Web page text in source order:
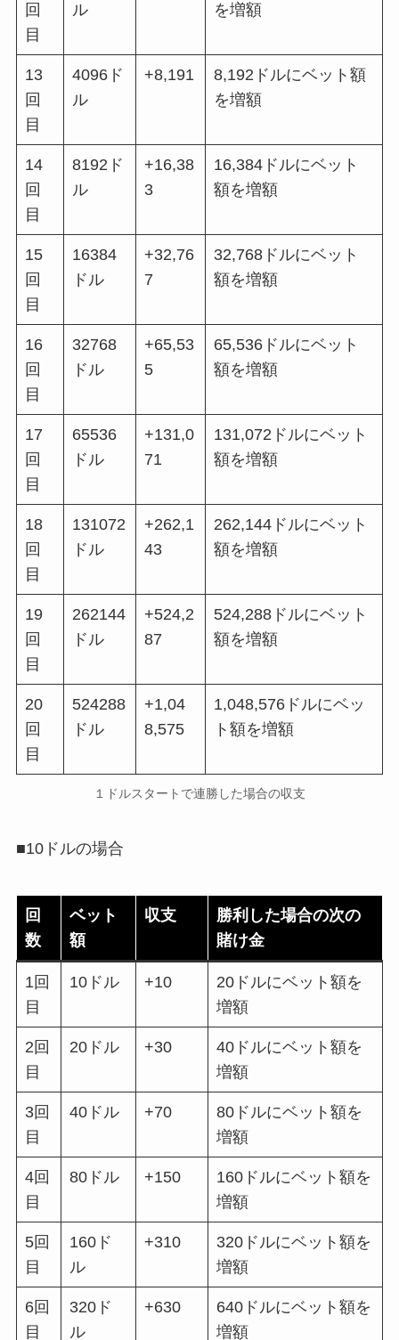
回
目
ル
を増額
13
回
目
4096ド
ル
+8,191
8,192ドルにベット額
を増額
14
回
目
8192ド
ル
+16,38
3
16,384ドルにベット
額を増額
15
回
目
16384
ドル
+32,76
7
32,768ドルにベット
額を増額
16
回
目
32768
ドル
+65,53
5
65,536ドルにベット
額を増額
17
回
目
65536
ドル
+131,0
71
131,072ドルにベット
額を増額
18
回
目
131072
ドル
+262,1
43
262,144ドルにベット
額を増額
19
回
目
262144
ドル
+524,2
87
524,288ドルにベット
額を増額
20
回
目
524288
ドル
+1,04
8,575
1,048,576ドルにベッ
ト額を増額
１ドルスタートで連勝した場合の収支
■10ドルの場合
回
数
ベット
額
収支
勝利した場合の次の
賭け金
1回
目
10ドル +10
20ドルにベット額を
増額
2回
目
20ドル +30
40ドルにベット額を
増額
3回
目
40ドル +70
80ドルにベット額を
増額
4回
目
80ドル +150
160ドルにベット額を
増額
5回
目
160ド
ル
+310
320ドルにベット額を
増額
6回
目
320ド
ル
+630
640ドルにベット額を
増額